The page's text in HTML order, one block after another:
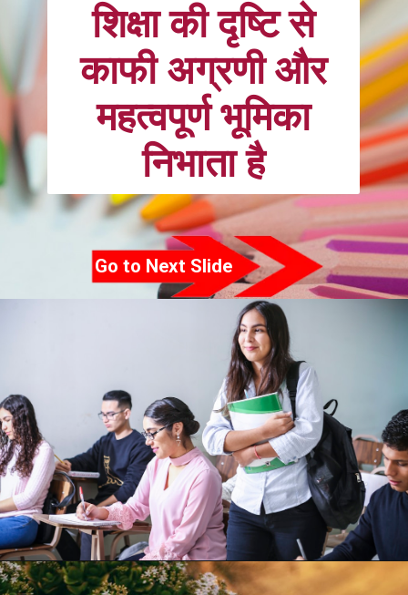
शिक्षा की दृष्टि से
काफी अग्रणी और
महत्वपूर्ण भूमिका
निभाता है
Go to Next Slide